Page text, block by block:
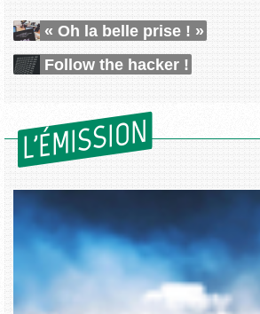
« Oh la belle prise ! »
Follow the hacker !
L'ÉMISSION